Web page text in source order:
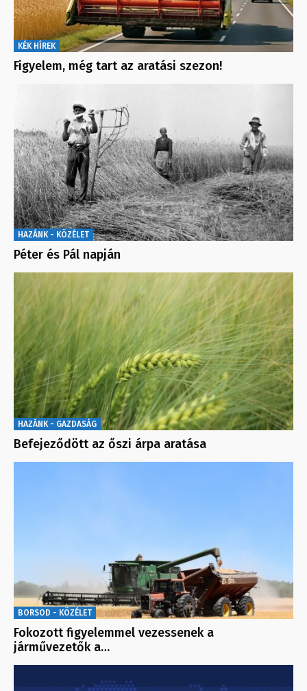
KÉK HÍREK
Figyelem, még tart az aratási szezon!
HAZÁNK - KÖZÉLET
Péter és Pál napján
HAZÁNK - GAZDASÁG
Befejeződött az őszi árpa aratása
BORSOD - KÖZÉLET
Fokozott figyelemmel vezessenek a
járművezetők a…